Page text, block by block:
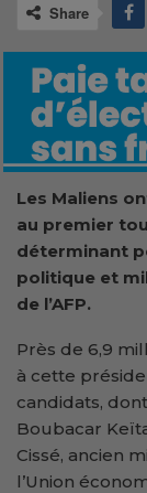
Share
Les Maliens
au premier
déterminant
politique et
de l’AFP.
Près de 6,9
à cette
candidats,
Boubacar
Cissé, ancien
l’Union